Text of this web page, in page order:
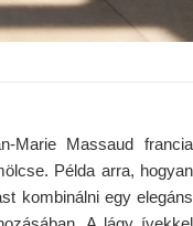
Marie Massaud francia
Példa arra, hogyan
kombinálni egy elegáns